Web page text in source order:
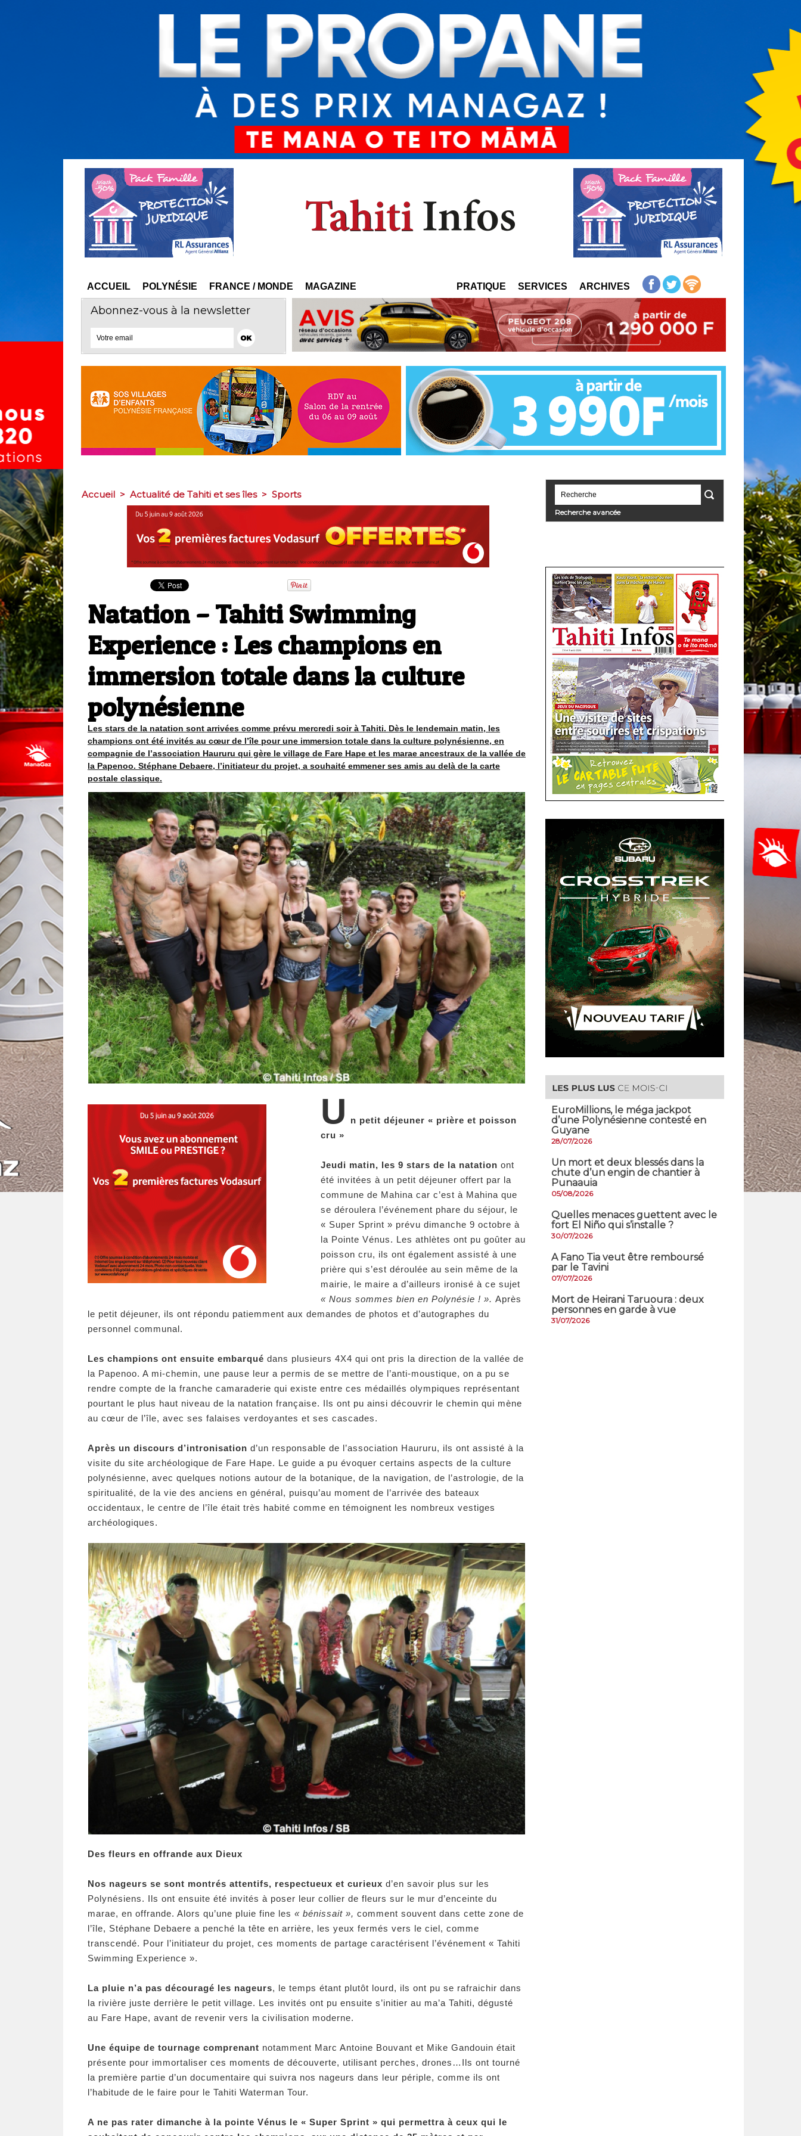
ACCUEIL POLYNÉSIE FRANCE / MONDE MAGAZINE PRATIQUE SERVICES ARCHIVES
Abonnez-vous à la newsletter
Accueil > Actualité de Tahiti et ses îles > Sports
Natation – Tahiti Swimming
Experience : Les champions en
immersion totale dans la culture
polynésienne
Les stars de la natation sont arrivées comme prévu mercredi soir à Tahiti. Dès le lendemain matin, les
champions ont été invités au cœur de l’île pour une immersion totale dans la culture polynésienne, en
compagnie de l’association Haururu qui gère le village de Fare Hape et les marae ancestraux de la vallée de
la Papenoo. Stéphane Debaere, l’initiateur du projet, a souhaité emmener ses amis au delà de la carte
postale classique.
U
n petit déjeuner « prière et poisson
cru »
Jeudi matin, les 9 stars de la natation ont
été invitées à un petit déjeuner offert par la
commune de Mahina car c’est à Mahina que
se déroulera l’événement phare du séjour, le
« Super Sprint » prévu dimanche 9 octobre à
la Pointe Vénus. Les athlètes ont pu goûter au
poisson cru, ils ont également assisté à une
prière qui s’est déroulée au sein même de la
mairie, le maire a d’ailleurs ironisé à ce sujet
« Nous sommes bien en Polynésie ! ». Après
le petit déjeuner, ils ont répondu patiemment aux demandes de photos et d’autographes du
personnel communal.
Les champions ont ensuite embarqué dans plusieurs 4X4 qui ont pris la direction de la vallée de
la Papenoo. A mi-chemin, une pause leur a permis de se mettre de l’anti-moustique, on a pu se
rendre compte de la franche camaraderie qui existe entre ces médaillés olympiques représentant
pourtant le plus haut niveau de la natation française. Ils ont pu ainsi découvrir le chemin qui mène
au cœur de l’île, avec ses falaises verdoyantes et ses cascades.
Après un discours d’intronisation d’un responsable de l’association Haururu, ils ont assisté à la
visite du site archéologique de Fare Hape. Le guide a pu évoquer certains aspects de la culture
polynésienne, avec quelques notions autour de la botanique, de la navigation, de l’astrologie, de la
spiritualité, de la vie des anciens en général, puisqu’au moment de l’arrivée des bateaux
occidentaux, le centre de l’île était très habité comme en témoignent les nombreux vestiges
archéologiques.
Des fleurs en offrande aux Dieux
Nos nageurs se sont montrés attentifs, respectueux et curieux d’en savoir plus sur les
Polynésiens. Ils ont ensuite été invités à poser leur collier de fleurs sur le mur d’enceinte du
marae, en offrande. Alors qu’une pluie fine les « bénissait », comment souvent dans cette zone de
l’île, Stéphane Debaere a penché la tête en arrière, les yeux fermés vers le ciel, comme
transcendé. Pour l’initiateur du projet, ces moments de partage caractérisent l’événement « Tahiti
Swimming Experience ».
La pluie n’a pas découragé les nageurs, le temps étant plutôt lourd, ils ont pu se rafraichir dans
la rivière juste derrière le petit village. Les invités ont pu ensuite s’initier au ma’a Tahiti, dégusté
au Fare Hape, avant de revenir vers la civilisation moderne.
Une équipe de tournage comprenant notamment Marc Antoine Bouvant et Mike Gandouin était
présente pour immortaliser ces moments de découverte, utilisant perches, drones…Ils ont tourné
la première partie d’un documentaire qui suivra nos nageurs dans leur périple, comme ils ont
l’habitude de le faire pour le Tahiti Waterman Tour.
A ne pas rater dimanche à la pointe Vénus le « Super Sprint » qui permettra à ceux qui le
Recherche avancée
EuroMillions, ​le méga jackpot
d’une Polynésienne contesté en
Guyane
28/07/2026
​Un mort et deux blessés dans la
chute d’un engin de chantier à
Punaauia
05/08/2026
Quelles menaces guettent avec le
fort El Niño qui s’installe ?
30/07/2026
A Fano Tia veut être remboursé
par le Tavini
07/07/2026
Mort de Heirani Taruoura : deux
personnes en garde à vue
31/07/2026